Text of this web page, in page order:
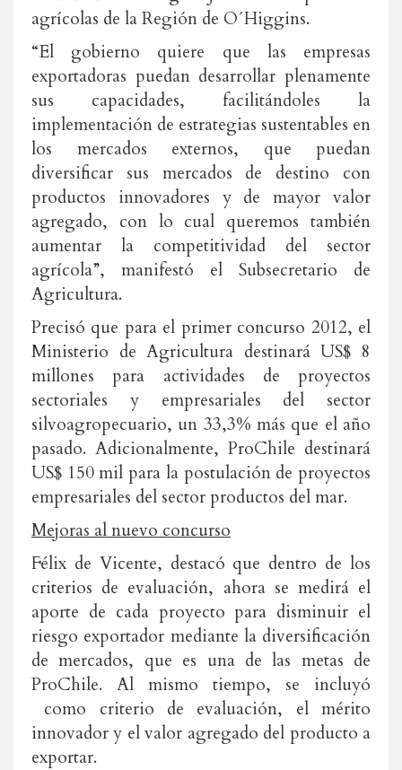
agrícolas de la Región de O´Higgins.
“El gobierno quiere que las empresas
exportadoras puedan desarrollar plenamente
sus capacidades, facilitándoles la
implementación de estrategias sustentables en
los mercados externos, que puedan
diversificar sus mercados de destino con
productos innovadores y de mayor valor
agregado, con lo cual queremos también
aumentar la competitividad del sector
agrícola”, manifestó el Subsecretario de
Agricultura.
Precisó que para el primer concurso 2012, el
Ministerio de Agricultura destinará US$ 8
millones para actividades de proyectos
sectoriales y empresariales del sector
silvoagropecuario, un 33,3% más que el año
pasado. Adicionalmente, ProChile destinará
US$ 150 mil para la postulación de proyectos
empresariales del sector productos del mar.
Mejoras al nuevo concurso
Félix de Vicente, destacó que dentro de los
criterios de evaluación, ahora se medirá el
aporte de cada proyecto para disminuir el
riesgo exportador mediante la diversificación
de mercados, que es una de las metas de
ProChile. Al mismo tiempo, se incluyó
como criterio de evaluación, el mérito
innovador y el valor agregado del producto a
exportar.